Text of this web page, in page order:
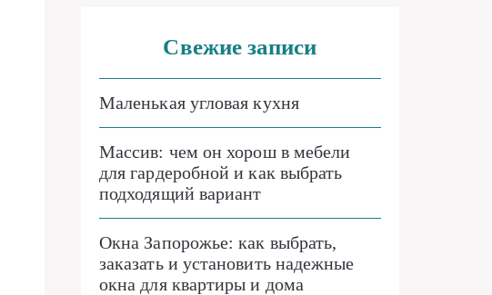
Свежие записи
Маленькая угловая кухня
Массив: чем он хорош в мебели
для гардеробной и как выбрать
подходящий вариант
Окна Запорожье: как выбрать,
заказать и установить надежные
окна для квартиры и дома